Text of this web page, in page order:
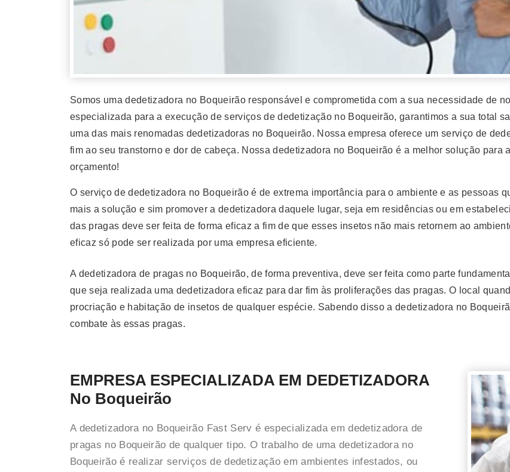
Somos uma dedetizadora no Boqueirão responsável e comprometida com a sua necessidade de
especializada para a execução de serviços de dedetização no Boqueirão, garantimos a sua total
uma das mais renomadas dedetizadoras no Boqueirão. Nossa empresa oferece um serviço de
fim ao seu transtorno e dor de cabeça. Nossa dedetizadora no Boqueirão é a melhor solução para
orçamento!
O serviço de dedetizadora no Boqueirão é de extrema importância para o ambiente e as pessoas
mais a solução e sim promover a dedetizadora daquele lugar, seja em residências ou em
das pragas deve ser feita de forma eficaz a fim de que esses insetos não mais retornem ao
eficaz só pode ser realizada por uma empresa eficiente.
A dedetizadora de pragas no Boqueirão, de forma preventiva, deve ser feita como parte
que seja realizada uma dedetizadora eficaz para dar fim às proliferações das pragas. O local
procriação e habitação de insetos de qualquer espécie. Sabendo disso a dedetizadora no
combate às essas pragas.
EMPRESA ESPECIALIZADA EM DEDETIZADORA
No Boqueirão
A dedetizadora no Boqueirão Fast Serv é especializada em dedetizadora de
pragas no Boqueirão de qualquer tipo. O trabalho de uma dedetizadora no
Boqueirão é realizar serviços de dedetização em ambientes infestados, ou